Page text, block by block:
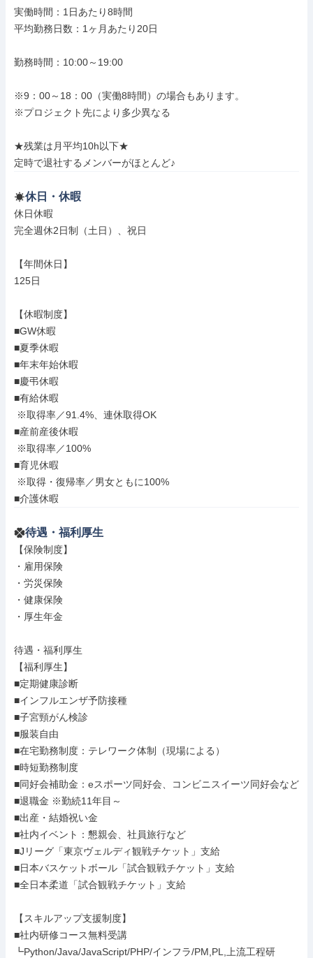
実働時間：1日あたり8時間
平均勤務日数：1ヶ月あたり20日
勤務時間：10:00～19:00
※9：00～18：00（実働8時間）の場合もあります。
※プロジェクト先により多少異なる
★残業は月平均10h以下★
定時で退社するメンバーがほとんど♪
休日・休暇
休日休暇
完全週休2日制（土日）、祝日
【年間休日】
125日
【休暇制度】
■GW休暇
■夏季休暇
■年末年始休暇
■慶弔休暇
■有給休暇
■産前産後休暇
■育児休暇
■介護休暇
待遇・福利厚生
【保険制度】
・雇用保険
・労災保険
・健康保険
・厚生年金
待遇・福利厚生
【福利厚生】
■定期健康診断
■インフルエンザ予防接種
■子宮頸がん検診
■服装自由
■在宅勤務制度：テレワーク体制（現場による）
■時短勤務制度
■同好会補助金：eスポーツ同好会、コンビニスイーツ同好会など
■退職金 ※勤続11年目～
■出産・結婚祝い金
■社内イベント：懇親会、社員旅行など
■Jリーグ「東京ヴェルディ観戦チケット」支給
■日本バスケットボール「試合観戦チケット」支給
■全日本柔道「試合観戦チケット」支給
【スキルアップ支援制度】
■社内研修コース無料受講
┗Python/Java/JavaScript/PHP/インフラ/PM,PL,上流工程研